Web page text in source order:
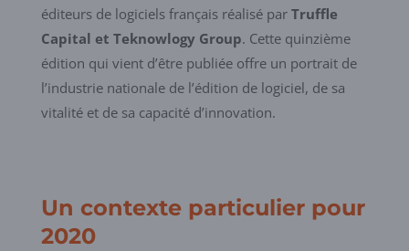
éditeurs de logiciels français réalisé par Truffle
Capital et Teknowlogy Group. Cette quinzième
édition qui vient d’être publiée offre un portrait de
l’industrie nationale de l’édition de logiciel, de sa
vitalité et de sa capacité d’innovation.
Un contexte particulier pour
2020